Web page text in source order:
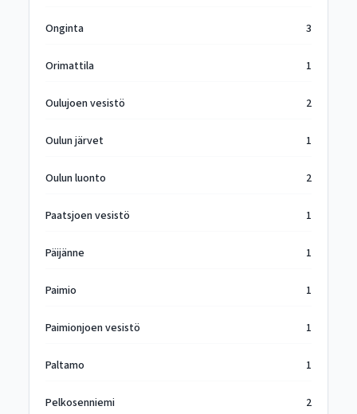
Onginta 3
Orimattila 1
Oulujoen vesistö 2
Oulun järvet 1
Oulun luonto 2
Paatsjoen vesistö 1
Päijänne 1
Paimio 1
Paimionjoen vesistö 1
Paltamo 1
Pelkosenniemi 2